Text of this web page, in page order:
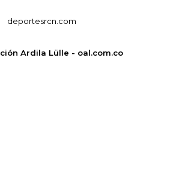
deportesrcn.com
Ardila Lülle - oal.com.co